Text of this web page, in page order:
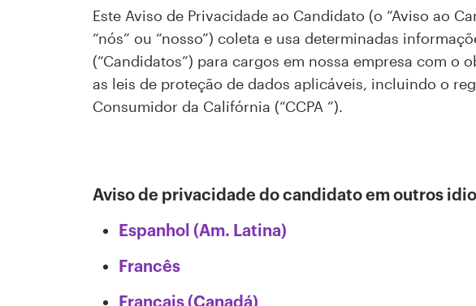
Este Aviso de Privacidade ao Candidato (o “Aviso ao
“nós” ou “nosso”) coleta e usa determinadas
(“Candidatos”) para cargos em nossa empresa com
as leis de proteção de dados aplicáveis, incluindo o
Consumidor da Califórnia (“CCPA ”).
Aviso de privacidade do candidato em outros
Espanhol (Am. Latina)
Francês